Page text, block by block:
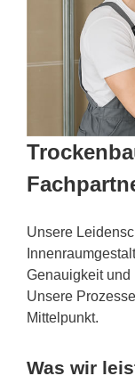
Unsere
Genauigkeit und
Unsere
Mittelpunkt.
Was wir